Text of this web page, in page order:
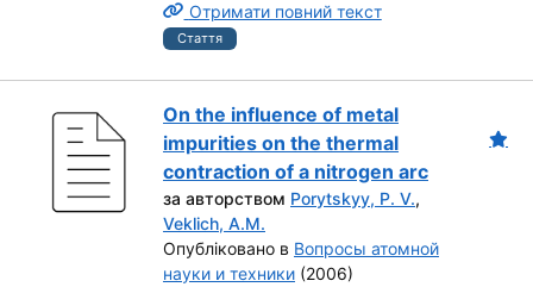
Отримати повний текст
Стаття
On the influence of metal
impurities on the thermal
contraction of a nitrogen arc
за авторством Porytskyy, P. V.,
Veklich, A.M.
Опубліковано в Вопросы атомной
науки и техники (2006)